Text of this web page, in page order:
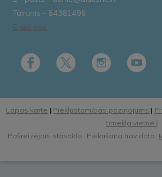
Tālrunis – 64381496
E-adrese
Lapas karte | Piekļūstamības paziņojums |
tīmekļa vietnē |
Pašreizējais stāvoklis: Piekrišana nav dota.